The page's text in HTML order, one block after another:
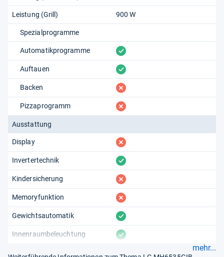
Leistung (Grill) 900 W
Spezialprogramme
Automatikprogramme vorhanden
Auftauen vorhanden
Backen fehlt
Pizzaprogramm fehlt
Ausstattung
Display fehlt
Invertertechnik vorhanden
Kindersicherung fehlt
Memoryfunktion fehlt
Gewichtsautomatik vorhanden
Innenraumbeleuchtung vorhanden
mehr...